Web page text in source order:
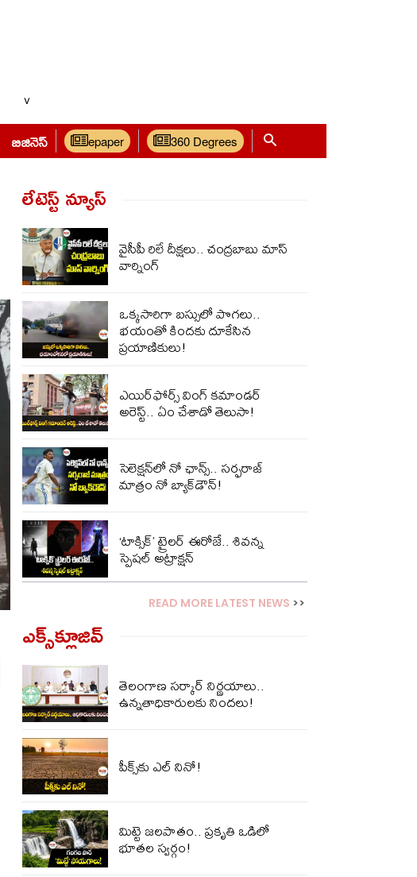
v
బిజినెస్ epaper 360 Degrees
లేటెస్ట్ న్యూస్‌
వైసీపీ రిలే దీక్షలు.. చంద్రబాబు మాస్
వార్నింగ్
ఒక్కసారిగా బస్సులో పొగలు..
భయంతో కిందకు దూకేసిన
ప్రయాణికులు!
ఎయిర్‌ఫోర్స్ వింగ్ కమాండర్
అరెస్ట్.. ఏం చేశాడో తెలుసా!
సెలెక్షన్‌లో నో ఛాన్స్.. సర్ఫరాజ్
మాత్రం నో బ్యాక్‌డౌన్!
‘టాక్సిక్’ ట్రైలర్ ఈరోజే.. శివన్న
స్పెషల్ అట్రాక్షన్
READ MORE LATEST NEWS >>
ఎక్స్‌క్లూజివ్‌
తెలంగాణ సర్కార్ నిర్ణయాలు..
ఉన్నతాధికారులకు నిందలు!
పీక్స్‌కు ఎల్‌ నినో!
మిట్టె జలపాతం.. ప్రకృతి ఒడిలో
భూతల స్వర్గం!